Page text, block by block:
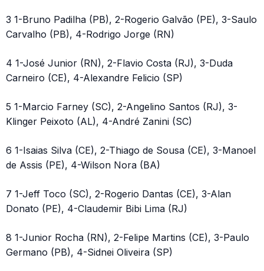
3 1-Bruno Padilha (PB), 2-Rogerio Galvão (PE), 3-Saulo
Carvalho (PB), 4-Rodrigo Jorge (RN)
4 1-José Junior (RN), 2-Flavio Costa (RJ), 3-Duda
Carneiro (CE), 4-Alexandre Felicio (SP)
5 1-Marcio Farney (SC), 2-Angelino Santos (RJ), 3-
Klinger Peixoto (AL), 4-André Zanini (SC)
6 1-Isaias Silva (CE), 2-Thiago de Sousa (CE), 3-Manoel
de Assis (PE), 4-Wilson Nora (BA)
7 1-Jeff Toco (SC), 2-Rogerio Dantas (CE), 3-Alan
Donato (PE), 4-Claudemir Bibi Lima (RJ)
8 1-Junior Rocha (RN), 2-Felipe Martins (CE), 3-Paulo
Germano (PB), 4-Sidnei Oliveira (SP)